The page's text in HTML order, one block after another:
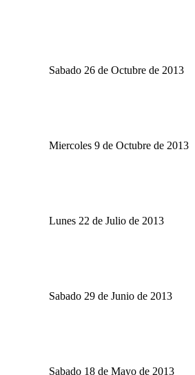
Sabado 26 de Octubre de 2013
Miercoles 9 de Octubre de 2013
Lunes 22 de Julio de 2013
Sabado 29 de Junio de 2013
Sabado 18 de Mayo de 2013